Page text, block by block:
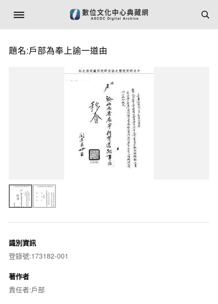
題名:戶部為奉上諭一道由
識別資訊
登錄號:173182-001
著作者
責任者:戶部